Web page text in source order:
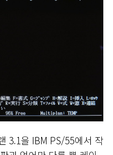
3.1을 IBM PS/55에서 작